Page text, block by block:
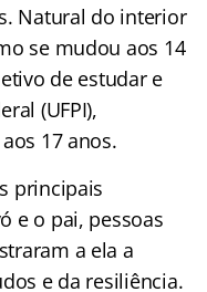
Natural do interior
se mudou aos 14
de estudar e
(UFPI),
17 anos.
principais
e o pai, pessoas
a ela a
e da resiliência.